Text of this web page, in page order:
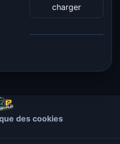
charger
des cookies